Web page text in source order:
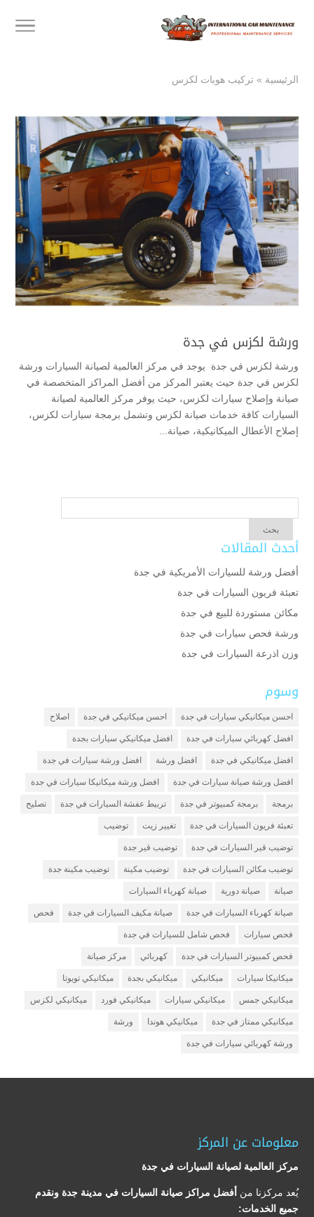
الرئيسية » تركيب هوبات لكزس
ورشة لكزس في جدة
ورشة لكزس في جدة يوجد في مركز العالمية لصيانة السيارات ورشة
لكزس في جدة حيث يعتبر المركز من أفضل المراكز المتخصصة في
صيانة وإصلاح سيارات لكزس، حيث يوفر مركز العالمية لصيانة
السيارات كافة خدمات صيانة لكزس وتشمل برمجة سيارات لكزس،
إصلاح الأعطال الميكانيكية، صيانة...
أحدث المقالات
أفضل ورشة للسيارات الأمريكية في جدة
تعبئة فريون السيارات في جدة
مكائن مستوردة للبيع في جدة
ورشة فحص سيارات في جدة
وزن اذرعة السيارات في جدة
وسوم
احسن ميكانيكي سيارات في جدة احسن ميكانيكي في جدة اصلاح
افضل كهربائي سيارات في جدة افضل ميكانيكي سيارات بجدة
افضل ميكانيكي في جدة افضل ورشة افضل ورشة سيارات في جدة
افضل ورشة صيانة سيارات في جدة افضل ورشة ميكانيكا سيارات في جدة
برمجة برمجة كمبيوتر في جدة تربيط عفشة السيارات في جدة تصليح
تعبئة فريون السيارات في جدة تغيير زيت توضيب
توضيب قير السيارات في جدة توضيب قير جدة
توضيب مكائن السيارات في جدة توضيب مكينة توضيب مكينة جدة
صيانة صيانة دورية صيانة كهرباء السيارات
صيانة كهرباء السيارات في جدة صيانة مكيف السيارات في جدة فحص
فحص سيارات فحص شامل للسيارات في جدة
فحص كمبيوتر السيارات في جدة كهربائي مركز صيانة
ميكانيكا سيارات ميكانيكي ميكانيكي بجدة ميكانيكي تويوتا
ميكانيكي جمس ميكانيكي سيارات ميكانيكي فورد ميكانيكي لكزس
ميكانيكي ممتاز في جدة ميكانيكي هوندا ورشة
ورشة كهربائي سيارات في جدة
معلومات عن المركز
مركز العالمية لصيانة السيارات في جدة
يُعد مركزنا من أفضل مراكز صيانة السيارات في مدينة جدة ونقدم
جميع الخدمات: